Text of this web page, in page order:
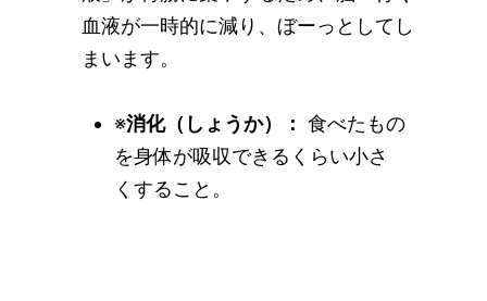
血液が一時的に減り、ぼーっとしてし
まいます。
※消化（しょうか）： 食べたもの
を身体が吸収できるくらい小さ
くすること。